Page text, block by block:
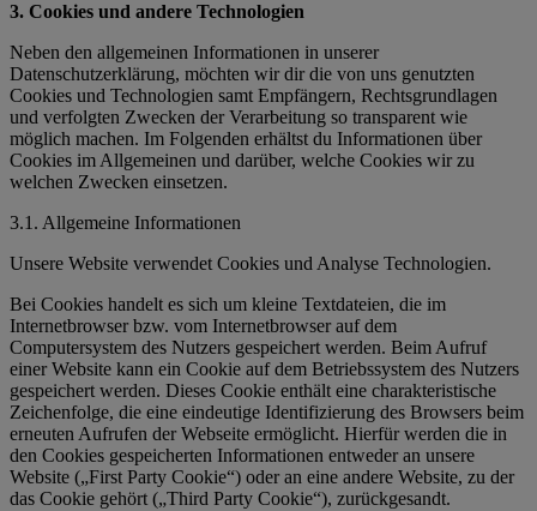
3. Cookies und andere Technologien
Neben den allgemeinen Informationen in unserer
Datenschutzerklärung, möchten wir dir die von uns genutzten
Cookies und Technologien samt Empfängern, Rechtsgrundlagen
und verfolgten Zwecken der Verarbeitung so transparent wie
möglich machen. Im Folgenden erhältst du Informationen über
Cookies im Allgemeinen und darüber, welche Cookies wir zu
welchen Zwecken einsetzen.
3.1. Allgemeine Informationen
Unsere Website verwendet Cookies und Analyse Technologien.
Bei Cookies handelt es sich um kleine Textdateien, die im
Internetbrowser bzw. vom Internetbrowser auf dem
Computersystem des Nutzers gespeichert werden. Beim Aufruf
einer Website kann ein Cookie auf dem Betriebssystem des Nutzers
gespeichert werden. Dieses Cookie enthält eine charakteristische
Zeichenfolge, die eine eindeutige Identifizierung des Browsers beim
erneuten Aufrufen der Webseite ermöglicht. Hierfür werden die in
den Cookies gespeicherten Informationen entweder an unsere
Website („First Party Cookie“) oder an eine andere Website, zu der
das Cookie gehört („Third Party Cookie“), zurückgesandt.